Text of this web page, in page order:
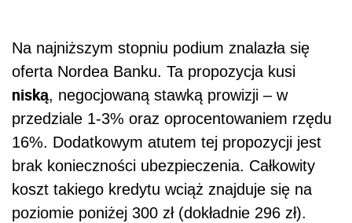
Na najniższym stopniu podium znalazła się
oferta Nordea Banku. Ta propozycja kusi
niską, negocjowaną stawką prowizji – w
przedziale 1-3% oraz oprocentowaniem rzędu
16%. Dodatkowym atutem tej propozycji jest
brak konieczności ubezpieczenia. Całkowity
koszt takiego kredytu wciąż znajduje się na
poziomie poniżej 300 zł (dokładnie 296 zł).